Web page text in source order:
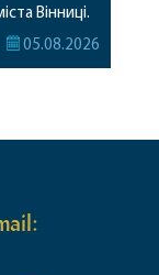
Вінниці.
05.08.2026